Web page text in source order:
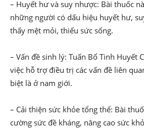
– Huyết hư và suy nhược: Bài thuốc
những người có dấu hiệu huyết hư,
thấy mệt mỏi, thiếu sức sống.
– Vấn đề sinh lý: Tuấn Bổ Tinh Huyết
việc hỗ trợ điều trị các vấn đề liên
biệt là ở nam giới.
– Cải thiện sức khỏe tổng thể: Bài
cường sức đề kháng, nâng cao sức